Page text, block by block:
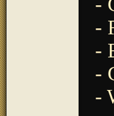
-
-
-
-